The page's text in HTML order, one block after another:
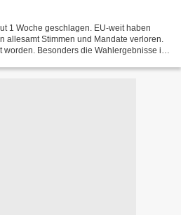
1 Woche geschlagen. EU-weit haben
allesamt Stimmen und Mandate verloren.
worden. Besonders die Wahlergebnisse in